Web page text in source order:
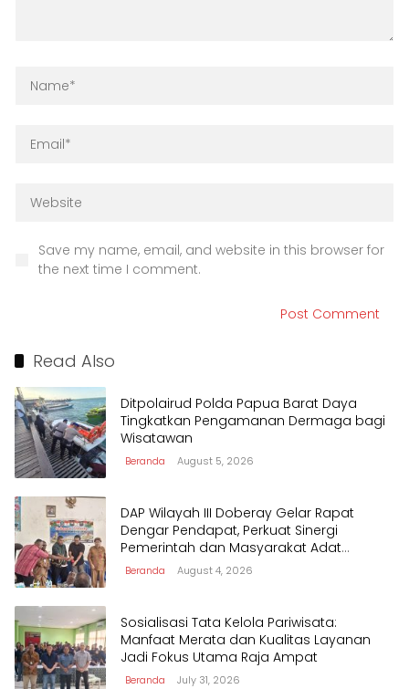
Save my name, email, and website in this browser for
the next time I comment.
Read Also
Ditpolairud Polda Papua Barat Daya
Tingkatkan Pengamanan Dermaga bagi
Wisatawan
Beranda August 5, 2026
DAP Wilayah III Doberay Gelar Rapat
Dengar Pendapat, Perkuat Sinergi
Pemerintah dan Masyarakat Adat
Mengawal Pembangunan Papua Barat
Beranda August 4, 2026
Sosialisasi Tata Kelola Pariwisata:
Manfaat Merata dan Kualitas Layanan
Jadi Fokus Utama Raja Ampat
Beranda July 31, 2026